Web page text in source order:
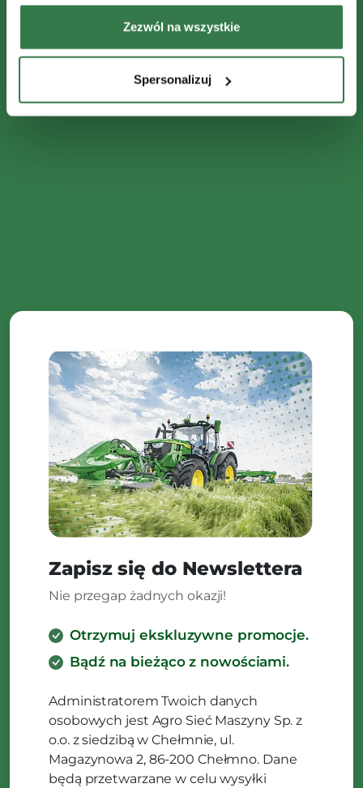
Zezwól na wszystkie
Spersonalizuj
Zapisz się do Newslettera
Nie przegap żadnych okazji!
Otrzymuj ekskluzywne promocje.
Bądź na bieżąco z nowościami.
Administratorem Twoich danych
osobowych jest Agro Sieć Maszyny Sp. z
o.o. z siedzibą w Chełmnie, ul.
Magazynowa 2, 86-200 Chełmno. Dane
będą przetwarzane w celu wysyłki